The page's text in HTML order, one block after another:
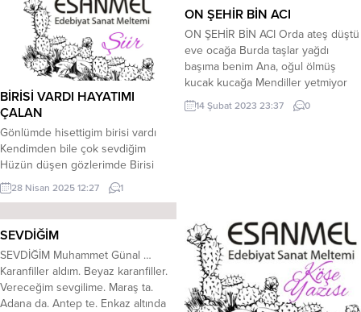
Yanar sineleri sönmez Af kanunu
canileri salıyor Analarsa oğul diye
ağlıyor Ölüm haberleri yürek
dağlıyor...
BİRİSİ VARDI HAYATIMI
ÇALAN
Gönlümde hisettigim birisi vardı
Kendimden bile çok sevdiğim
Hüzün düşen gözlerimde Birisi
vardı sevgisine layık olamadığım ***
Efkar düşen yüreğime Şarkılara
anılara daldığım Birisi vardı
geçmişe götüren *** Yüzüne
baktığımda içim kıpır kıpır eden
Birisi vardı beni güldüren Ondan
ayrı kaldığım her an Birisi vardı...
28 Nisan 2025 12:27 1
ON ŞEHİR BİN ACI
ON ŞEHİR BİN ACI Orda ateş düştü
eve ocağa Burda taşlar yağdı
başıma benim Ana, oğul ölmüş
kucak kucağa Mendiller yetmiyor
yaşıma benim Kum, çakıl karışmış
akan kanlara Beton yığınları
14 Şubat 2023 23:37 0
SEVDİĞİM
SEVDİĞİM Muhammet Günal …
Karanfiller aldım. Beyaz karanfiller.
Vereceğim sevgilime. Maraş ta.
Adana da. Antep te. Enkaz altında